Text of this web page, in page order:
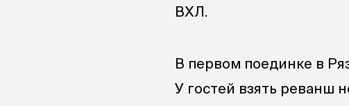
ВХЛ.
В первом поединке в
У гостей взять реванш